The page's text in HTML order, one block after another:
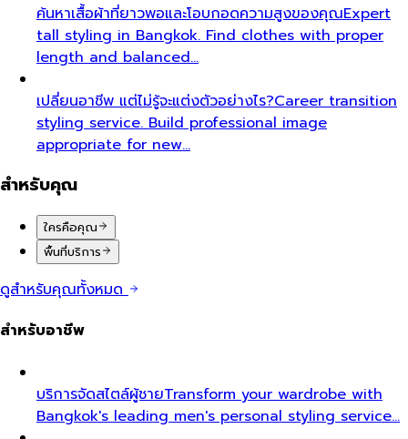
ค้นหาเสื้อผ้าที่ยาวพอและโอบกอดความสูงของคุณExpert
tall styling in Bangkok. Find clothes with proper
length and balanced…
เปลี่ยนอาชีพ แต่ไม่รู้จะแต่งตัวอย่างไร?Career transition
styling service. Build professional image
appropriate for new…
สำหรับคุณ
ใครคือคุณ
พื้นที่บริการ
ดูสำหรับคุณทั้งหมด
สำหรับอาชีพ
บริการจัดสไตล์ผู้ชายTransform your wardrobe with
Bangkok's leading men's personal styling service…